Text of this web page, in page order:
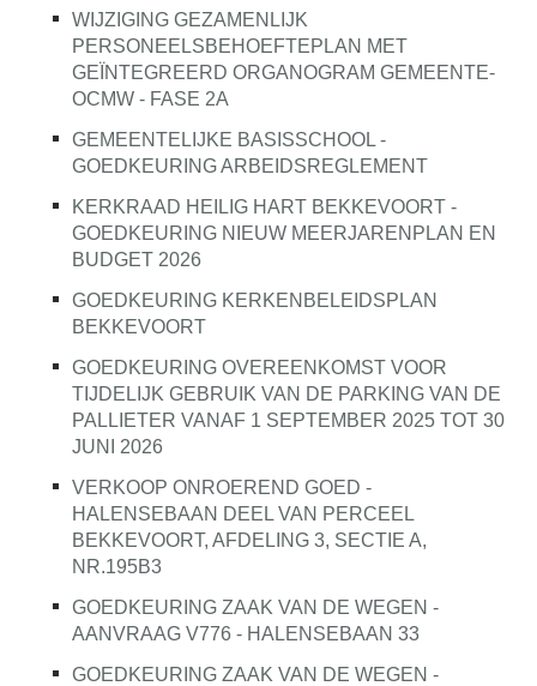
WIJZIGING GEZAMENLIJK
PERSONEELSBEHOEFTEPLAN MET
GEÏNTEGREERD ORGANOGRAM GEMEENTE-
OCMW - FASE 2A
GEMEENTELIJKE BASISSCHOOL -
GOEDKEURING ARBEIDSREGLEMENT
KERKRAAD HEILIG HART BEKKEVOORT -
GOEDKEURING NIEUW MEERJARENPLAN EN
BUDGET 2026
GOEDKEURING KERKENBELEIDSPLAN
BEKKEVOORT
GOEDKEURING OVEREENKOMST VOOR
TIJDELIJK GEBRUIK VAN DE PARKING VAN DE
PALLIETER VANAF 1 SEPTEMBER 2025 TOT 30
JUNI 2026
VERKOOP ONROEREND GOED -
HALENSEBAAN DEEL VAN PERCEEL
BEKKEVOORT, AFDELING 3, SECTIE A,
NR.195B3
GOEDKEURING ZAAK VAN DE WEGEN -
AANVRAAG V776 - HALENSEBAAN 33
GOEDKEURING ZAAK VAN DE WEGEN -